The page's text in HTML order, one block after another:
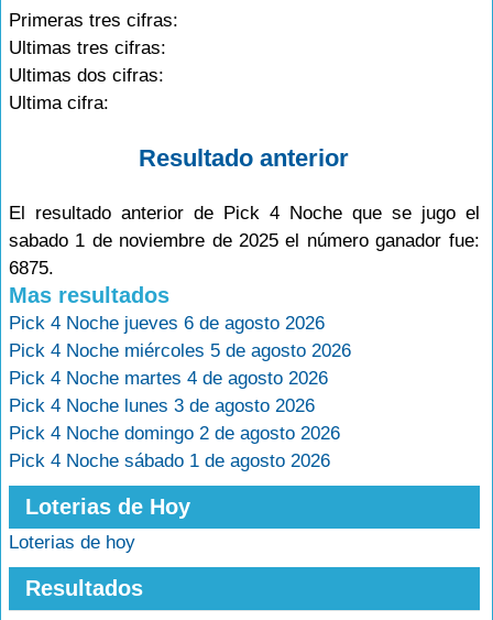
Primeras tres cifras:
Ultimas tres cifras:
Ultimas dos cifras:
Ultima cifra:
Resultado anterior
El resultado anterior de Pick 4 Noche que se jugo el
sabado 1 de noviembre de 2025 el número ganador fue:
6875.
Mas resultados
Pick 4 Noche jueves 6 de agosto 2026
Pick 4 Noche miércoles 5 de agosto 2026
Pick 4 Noche martes 4 de agosto 2026
Pick 4 Noche lunes 3 de agosto 2026
Pick 4 Noche domingo 2 de agosto 2026
Pick 4 Noche sábado 1 de agosto 2026
Loterias de Hoy
Loterias de hoy
Resultados